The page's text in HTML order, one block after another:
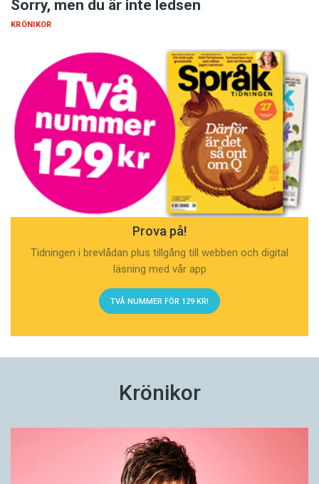
Sorry, men du är inte ledsen
KRÖNIKOR
Prova på!
Tidningen i brevlådan plus tillgång till webben och digital
läsning med vår app
TVÅ NUMMER FÖR 129 KR!
Krönikor